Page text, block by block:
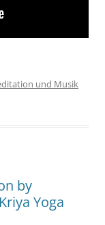
und Musik
by
Yoga